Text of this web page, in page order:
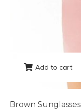
Add to cart
Brown Sunglasses